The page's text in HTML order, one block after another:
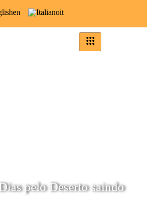
en it
pelo Deserto saindo